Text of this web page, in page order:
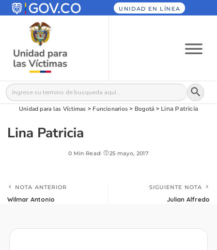
UNIDAD EN LÍNEA
Buscar: Botón
Unidad para las Víctimas > Funcionarios > Bogotá > Lina Patricia
Lina Patricia
0 Min Read 25 mayo, 2017
NOTA ANTERIOR
Wilmar Antonio
SIGUIENTE NOTA
Julian Alfredo